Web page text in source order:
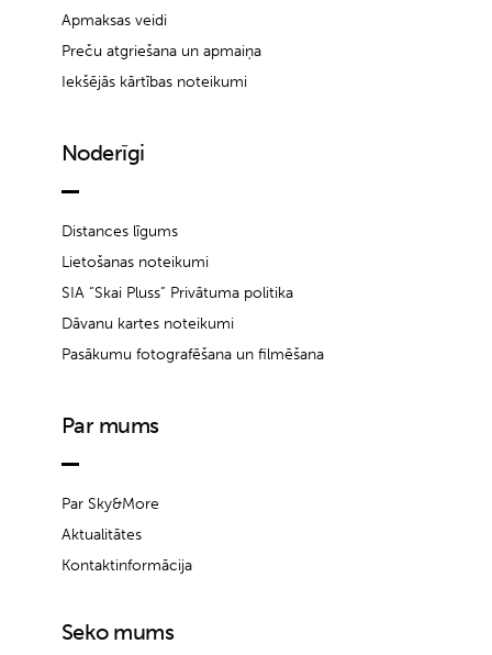
Apmaksas veidi
Preču atgriešana un apmaiņa
Iekšējās kārtības noteikumi
Noderīgi
Distances līgums
Lietošanas noteikumi
SIA “Skai Pluss” Privātuma politika
Dāvanu kartes noteikumi
Pasākumu fotografēšana un filmēšana
Par mums
Par Sky&More
Aktualitātes
Kontaktinformācija
Seko mums